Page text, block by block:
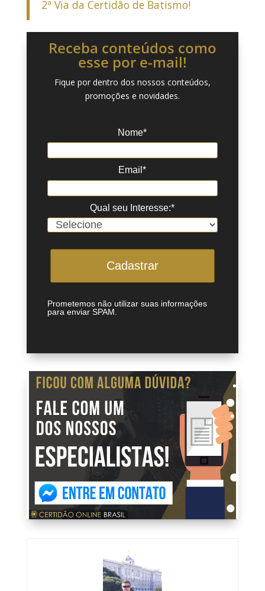
2ª Via da Certidão de Batismo!
Receba conteúdos como
esse por e-mail!
Fique por dentro dos nossos conteúdos,
promoções e novidades.
Nome*
Email*
Qual seu Interesse:*
Cadastrar
Prometemos não utilizar suas informações
para enviar SPAM.